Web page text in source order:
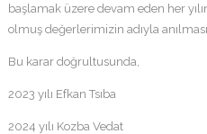
başlamak üzere devam eden her
olmuş değerlerimizin adıyla
Bu karar doğrultusunda,
2023 yılı Efkan Tsıba
2024 yılı Kozba Vedat